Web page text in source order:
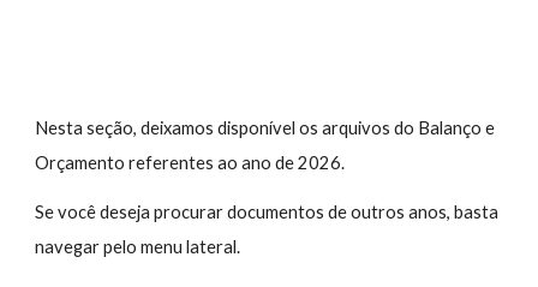
Nesta seção, deixamos disponível os arquivos do Balanço e
Orçamento referentes ao ano de 2026.
Se você deseja procurar documentos de outros anos, basta
navegar pelo menu lateral.